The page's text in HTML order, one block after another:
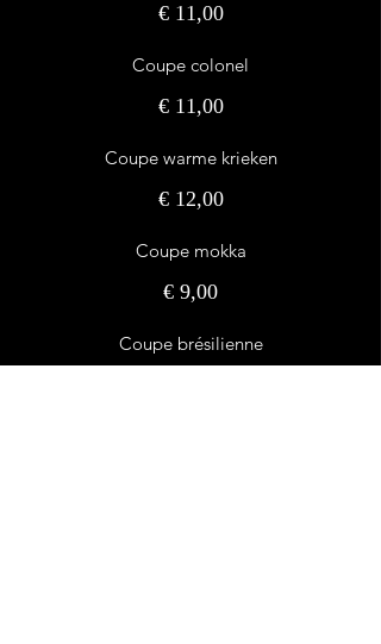
€ 11,00
Coupe colonel
€ 11,00
Coupe warme krieken
€ 12,00
Coupe mokka
€ 9,00
Coupe brésilienne